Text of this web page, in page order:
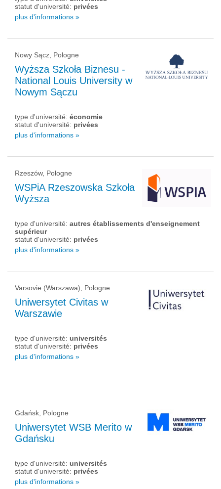
statut d'université: privées
plus d'informations »
Nowy Sącz, Pologne
Wyższa Szkoła Biznesu -
National Louis University w
Nowym Sączu
type d'université: économie
statut d'université: privées
plus d'informations »
Rzeszów, Pologne
WSPiA Rzeszowska Szkoła
Wyższa
type d'université: autres établissements d'enseignement
supérieur
statut d'université: privées
plus d'informations »
Varsovie (Warszawa), Pologne
Uniwersytet Civitas w
Warszawie
type d'université: universités
statut d'université: privées
plus d'informations »
Gdańsk, Pologne
Uniwersytet WSB Merito w
Gdańsku
type d'université: universités
statut d'université: privées
plus d'informations »